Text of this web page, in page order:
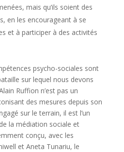
mais qu’ils soient des
en les encourageant à se
et à participer à des activités
psycho-sociales sont
sur lequel nous devons
Ruffion n’est pas un
des mesures depuis son
sur le terrain, il est l’un
la médiation sociale et
conçu, avec les
et Aneta Tunariu, le